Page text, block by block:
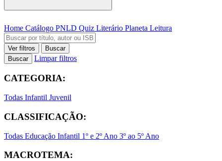
Home Catálogo PNLD Quiz Literário Planeta Leitura
Ver filtros
Buscar
Buscar
Limpar filtros
CATEGORIA:
Todas Infantil Juvenil
CLASSIFICAÇÃO:
Todas Educação Infantil 1º e 2º Ano 3º ao 5º Ano
MACROTEMA: